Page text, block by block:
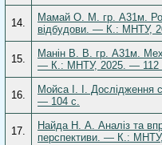
14.
Мамай О. М. гр. А31м.
відбудови. — К.: МНТУ,
15.
Манін В. В. гр. А31м.
— К.: МНТУ, 2025. — 112
16.
Мойса І. І. Дослідження
— 104 с.
17.
Найда Н. А. Аналіз та
перспективи. — К.: